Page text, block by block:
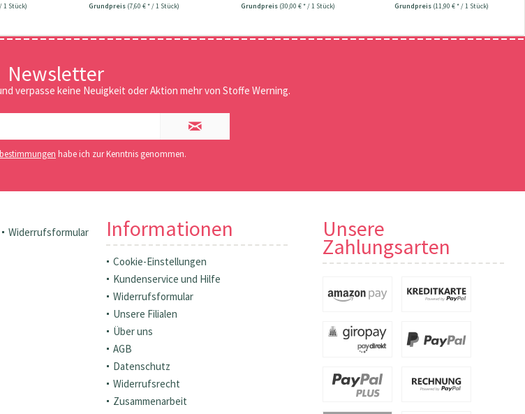
1 Stück) Grundpreis (7,60 € * / 1 Stück) Grundpreis (30,00 € * / 1 Stück) Grundpreis (11,90 € * / 1 Stück)
Newsletter
verpasse keine Neuigkeit oder Aktion mehr von Stoffe Werning.
habe ich zur Kenntnis genommen.
Widerrufsformular Informationen
Cookie-Einstellungen
Kundenservice und Hilfe
Widerrufsformular
Unsere Filialen
Über uns
AGB
Datenschutz
Widerrufsrecht
Zusammenarbeit
Unsere
Zahlungsarten